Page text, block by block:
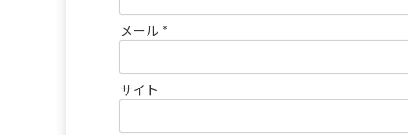
メール *
サイト